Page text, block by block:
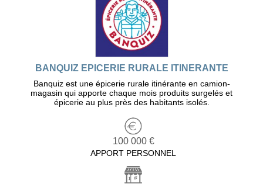
BANQUIZ EPICERIE RURALE ITINERANTE
Banquiz est une épicerie rurale itinérante en camion-
magasin qui apporte chaque mois produits surgelés et
épicerie au plus près des habitants isolés.
100 000 €
APPORT PERSONNEL